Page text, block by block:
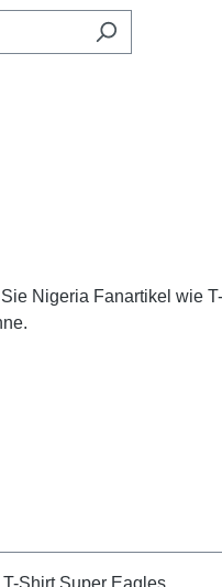
Nigeria Fanartikel wie